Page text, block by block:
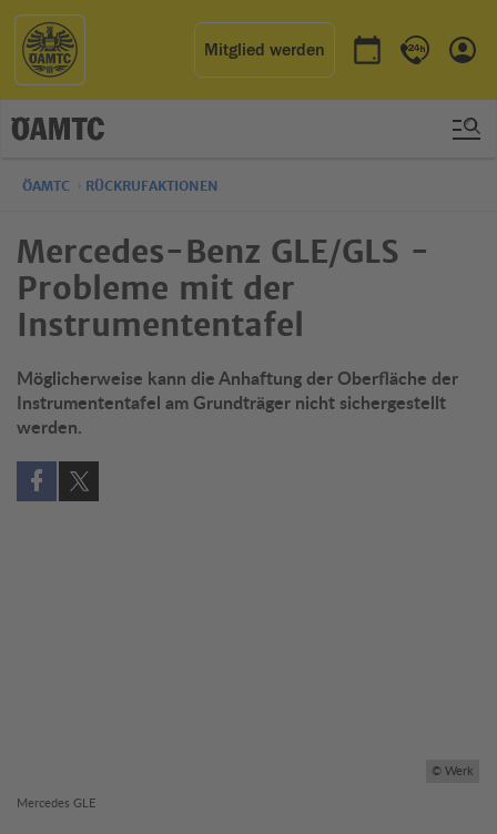
Mitglied werden
Termin buchen
Kontakt &
ÖAMTC RÜCKRUFAKTIONEN
Mercedes-Benz GLE/GLS -
Probleme mit der
Instrumententafel
Möglicherweise kann die Anhaftung der Oberfläche der
Instrumententafel am Grundträger nicht sichergestellt
werden.
Auf Facebook teilen (öffnet in neuem Fenster)
Auf X teilen (öffnet in neuem Fenster)
© Werk
Mercedes GLE